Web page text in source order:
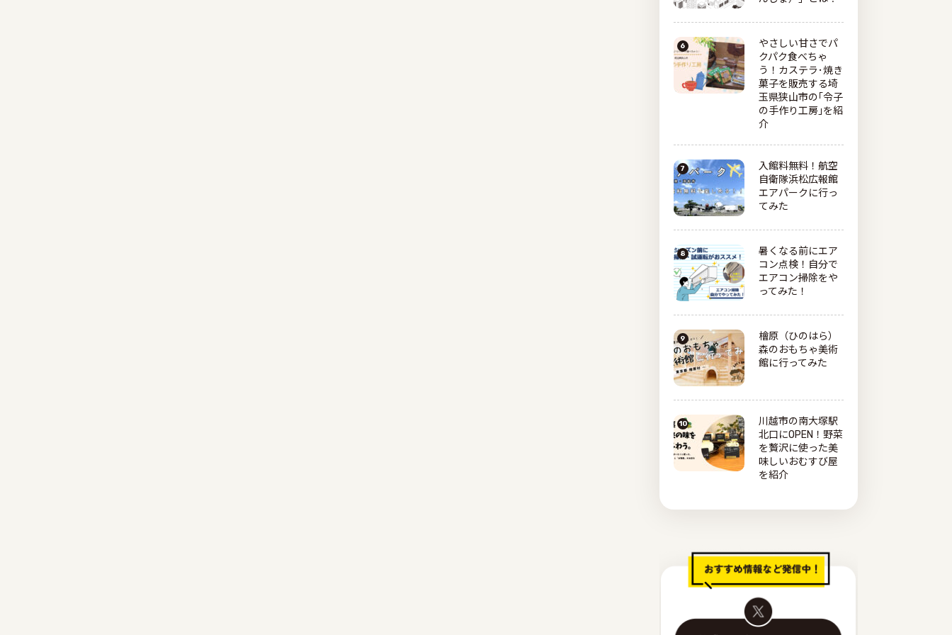
やさしい甘さでパ
クパク食べちゃ
う！カステラ･焼き
菓子を販売する埼
玉県狭山市の｢令子
の手作り工房｣を紹
介
入館料無料！航空
自衛隊浜松広報館
エアパークに行っ
てみた
暑くなる前にエア
コン点検！自分で
エアコン掃除をや
ってみた！
檜原（ひのはら）
森のおもちゃ美術
館に行ってみた
川越市の南大塚駅
北口にOPEN！野菜
を贅沢に使った美
味しいおむすび屋
を紹介